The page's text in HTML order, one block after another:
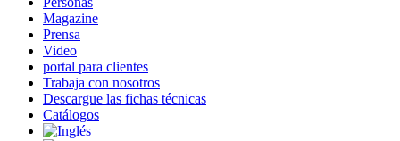
Magazine
Prensa
Video
portal para clientes
Trabaja con nosotros
Descargue las fichas técnicas
Catálogos